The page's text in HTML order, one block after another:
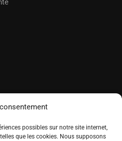
possibles sur notre site internet,
que les cookies. Nous supposons